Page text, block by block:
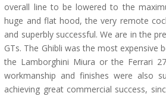
overall line to be lowered to the
huge and flat hood, the very remote
and superbly successful. We are in the
GTs. The Ghibli was the most
the Lamborghini Miura or the Ferrari
workmanship and finishes were also
achieving great commercial success,